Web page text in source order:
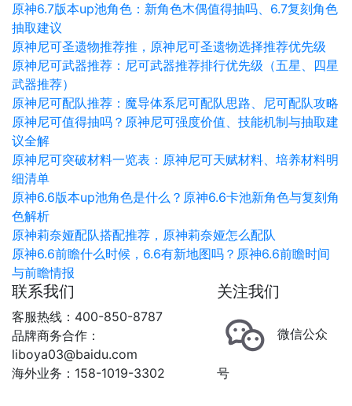
原神6.7版本up池角色：新角色木偶值得抽吗、6.7复刻角色
抽取建议
原神尼可圣遗物推荐推，原神尼可圣遗物选择推荐优先级
原神尼可武器推荐：尼可武器推荐排行优先级（五星、四星
武器推荐）
原神尼可配队推荐：魔导体系尼可配队思路、尼可配队攻略
原神尼可值得抽吗？原神尼可强度价值、技能机制与抽取建
议全解
原神尼可突破材料一览表：原神尼可天赋材料、培养材料明
细清单
原神6.6版本up池角色是什么？原神6.6卡池新角色与复刻角
色解析
原神莉奈娅配队搭配推荐，原神莉奈娅怎么配队
原神6.6前瞻什么时候，6.6有新地图吗？原神6.6前瞻时间
与前瞻情报
联系我们
客服热线：400-850-8787
品牌商务合作：
liboya03@baidu.com
海外业务：158-1019-3302
关注我们
微信公众
号